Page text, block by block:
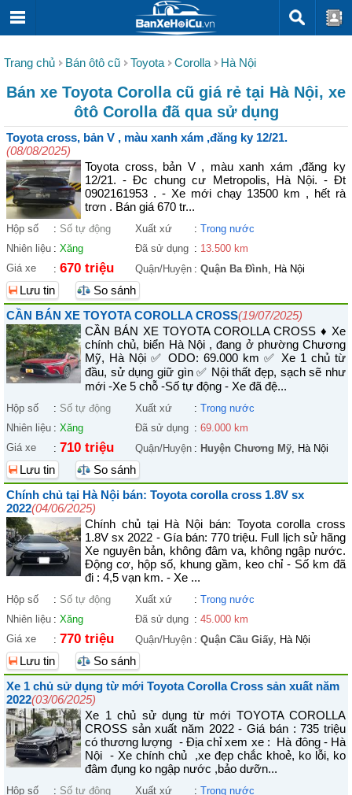
Trang chủ Bán ôtô cũ Toyota Corolla Hà Nội
Bán xe Toyota Corolla cũ giá rẻ tại Hà Nội, xe
ôtô Corolla đã qua sử dụng
Toyota cross, bản V , màu xanh xám ,đăng ky 12/21.
(08/08/2025)
Toyota cross, bản V , màu xanh xám ,đăng ky
12/21. - Đc chung cư Metropolis, Hà Nội. - Đt
0902161953 . - Xe mới chạy 13500 km , hết rà
trơn . Bán giá 670 tr...
Hộp số : Số tự động Xuất xứ : Trong nước
Nhiên liệu : Xăng Đã sử dụng : 13.500 km
Giá xe
: 670 triệu Quận/Huyện : Quận Ba Đình, Hà Nội
Lưu tin
So sánh
CẦN BÁN XE TOYOTA COROLLA CROSS(19/07/2025)
CẦN BÁN XE TOYOTA COROLLA CROSS ♦ Xe
chính chủ, biển Hà Nội , đang ở phường Chương
Mỹ, Hà Nội ✅ ODO: 69.000 km ✅ Xe 1 chủ từ
đầu, sử dụng giữ gìn ✅ Nội thất đẹp, sạch sẽ như
mới -Xe 5 chỗ -Số tự động - Xe đã đệ...
Hộp số : Số tự động Xuất xứ : Trong nước
Nhiên liệu : Xăng Đã sử dụng : 69.000 km
Giá xe
: 710 triệu Quận/Huyện : Huyện Chương Mỹ, Hà Nội
Lưu tin
So sánh
Chính chủ tại Hà Nội bán: Toyota corolla cross 1.8V sx
2022(04/06/2025)
Chính chủ tại Hà Nội bán: Toyota corolla cross
1.8V sx 2022 - Gía bán: 770 triệu. Full lịch sử hãng
Xe nguyên bản, không đâm va, không ngập nước.
Động cơ, hộp số, khung gầm, keo chỉ - Số km đã
đi : 4,5 vạn km. - Xe ...
Hộp số : Số tự động Xuất xứ : Trong nước
Nhiên liệu : Xăng Đã sử dụng : 45.000 km
Giá xe
: 770 triệu Quận/Huyện : Quận Cầu Giấy, Hà Nội
Lưu tin
So sánh
Xe 1 chủ sử dụng từ mới Toyota Corolla Cross sản xuất năm
2022(03/06/2025)
Xe 1 chủ sử dụng từ mới TOYOTA COROLLA
CROSS sản xuất năm 2022 - Giá bán : 735 triệu
có thương lượng - Địa chỉ xem xe : Hà đông - Hà
Nội - Xe chính chủ ,xe đẹp chắc khoẻ, ko lỗi, ko
đâm đụng ko ngập nước ,bảo dưỡn...
Hộp số : Số tự động Xuất xứ : Trong nước